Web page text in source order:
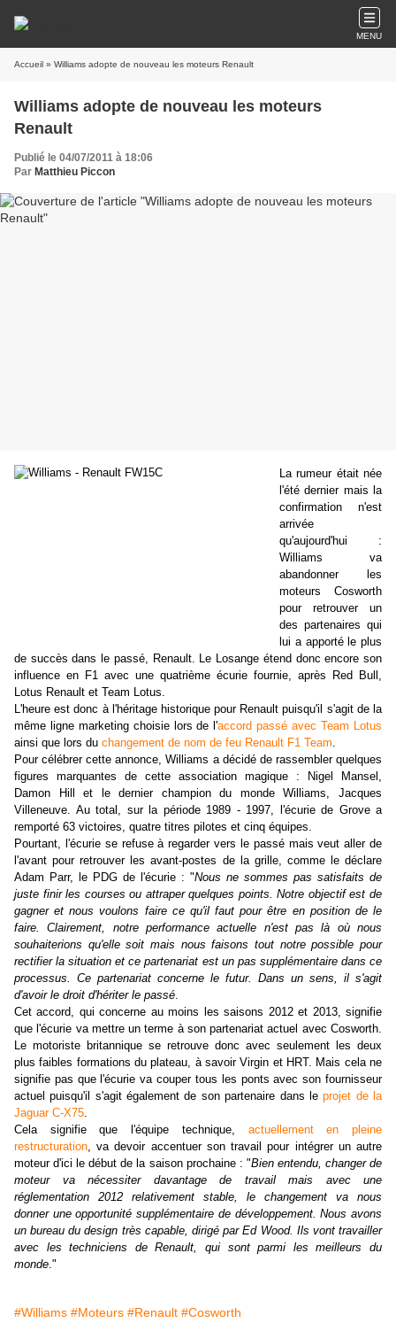
MENU
Accueil » Williams adopte de nouveau les moteurs Renault
Williams adopte de nouveau les moteurs
Renault
Publié le 04/07/2011 à 18:06
Par Matthieu Piccon
La rumeur était née
l'été dernier mais la
confirmation n'est
arrivée
qu'aujourd'hui :
Williams va
abandonner les
moteurs Cosworth
pour retrouver un
des partenaires qui
lui a apporté le plus
de succès dans le passé, Renault. Le Losange étend donc encore son
influence en F1 avec une quatrième écurie fournie, après Red Bull,
Lotus Renault et Team Lotus.
L'heure est donc à l'héritage historique pour Renault puisqu'il s'agit de la
même ligne marketing choisie lors de l'accord passé avec Team Lotus
ainsi que lors du changement de nom de feu Renault F1 Team.
Pour célébrer cette annonce, Williams a décidé de rassembler quelques
figures marquantes de cette association magique : Nigel Mansel,
Damon Hill et le dernier champion du monde Williams, Jacques
Villeneuve. Au total, sur la période 1989 - 1997, l'écurie de Grove a
remporté 63 victoires, quatre titres pilotes et cinq équipes.
Pourtant, l'écurie se refuse à regarder vers le passé mais veut aller de
l'avant pour retrouver les avant-postes de la grille, comme le déclare
Adam Parr, le PDG de l'écurie : "Nous ne sommes pas satisfaits de
juste finir les courses ou attraper quelques points. Notre objectif est de
gagner et nous voulons faire ce qu'il faut pour être en position de le
faire. Clairement, notre performance actuelle n'est pas là où nous
souhaiterions qu'elle soit mais nous faisons tout notre possible pour
rectifier la situation et ce partenariat est un pas supplémentaire dans ce
processus. Ce partenariat concerne le futur. Dans un sens, il s'agit
d'avoir le droit d'hériter le passé.
Cet accord, qui concerne au moins les saisons 2012 et 2013, signifie
que l'écurie va mettre un terme à son partenariat actuel avec Cosworth.
Le motoriste britannique se retrouve donc avec seulement les deux
plus faibles formations du plateau, à savoir Virgin et HRT. Mais cela ne
signifie pas que l'écurie va couper tous les ponts avec son fournisseur
actuel puisqu'il s'agit également de son partenaire dans leprojet de la
Jaguar C-X75.
Cela signifie que l'équipe technique, actuellement en pleine
restructuration, va devoir accentuer son travail pour intégrer un autre
moteur d'ici le début de la saison prochaine : "Bien entendu, changer de
moteur va nécessiter davantage de travail mais avec une
réglementation 2012 relativement stable, le changement va nous
donner une opportunité supplémentaire de développement. Nous avons
un bureau du design très capable, dirigé par Ed Wood. Ils vont travailler
avec les techniciens de Renault, qui sont parmi les meilleurs du
monde."
#Williams #Moteurs #Renault #Cosworth